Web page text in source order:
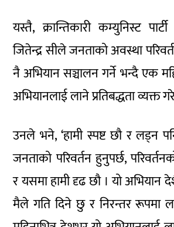
यस्तै, क्रान्तिकारी कम्युनिस्ट
जितेन्द्र सीले जनताको अवस्था
नै अभियान सञ्चालन गर्ने भन्दै एक
अभियानलाई लाने प्रतिबद्धता व्यक्त
उनले भने, ‘हामी स्पष्ट छौ र लड्न
जनताको परिवर्तन हुनुपर्छ,
र यसमा हामी दृढ छौ । यो
मैले गति दिने छु र निरन्तर रूपमा